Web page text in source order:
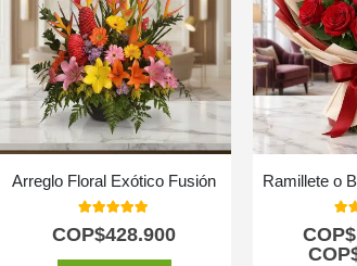
Arreglo Floral Exótico Fusión
5.00
COP$428.900
Ramillete o
5.00
COP$